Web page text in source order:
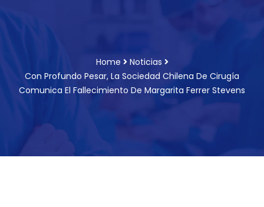
Home
Noticias
Con Profundo Pesar, La Sociedad Chilena De Cirugía
Comunica El Fallecimiento De Margarita Ferrer Stevens